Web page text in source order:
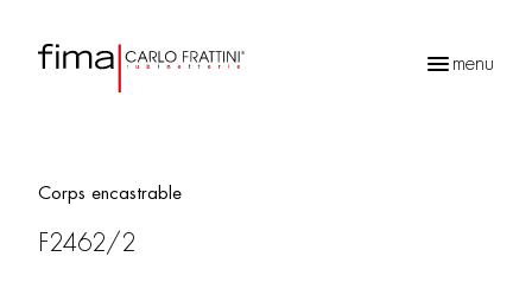
menu
Corps encastrable
F2462/2